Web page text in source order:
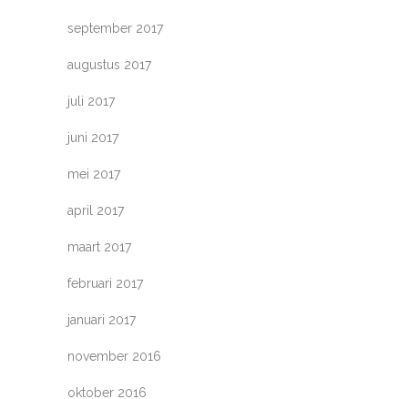
september 2017
augustus 2017
juli 2017
juni 2017
mei 2017
april 2017
maart 2017
februari 2017
januari 2017
november 2016
oktober 2016